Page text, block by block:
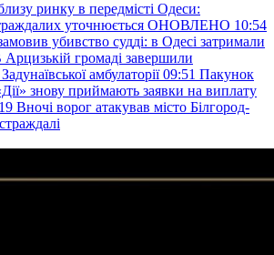
ринку в передмісті Одеси:
уточнюється ОНОВЛЕНО 10:54
убивство судді: в Одесі затримали
Арцизькій громаді завершили
амбулаторії 09:51 Пакунок
знову приймають заявки на виплату
Вночі ворог атакував місто Білгород-